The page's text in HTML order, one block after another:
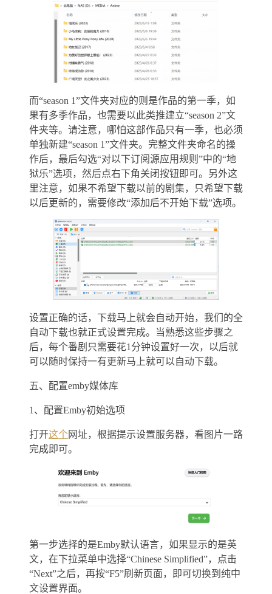
而“season 1”文件夹对应的则是作品的第一季，如
果有多季作品，也需要以此类推建立“season 2”文
件夹等。请注意，哪怕这部作品只有一季，也必须
单独新建“season 1”文件夹。完整文件夹命名的操
作后，最后勾选“对以下订阅源应用规则”中的“地
狱乐”选项，然后点右下角关闭按钮即可。另外这
里注意，如果不希望下载以前的剧集，只希望下载
以后更新的，需要修改“添加后不开始下载”选项。
设置正确的话，下载马上就会自动开始，我们的全
自动下载也就正式设置完成。当熟悉这些步骤之
后，每个番剧只需要花1分钟设置好一次，以后就
可以随时保持一有更新马上就可以自动下载。
五、配置emby媒体库
1、配置Emby初始选项
打开这个网址，根据提示设置服务器，看图片一路
完成即可。
第一步选择的是Emby默认语言，如果显示的是英
文，在下拉菜单中选择“Chinese Simplified”，点击
“Next”之后，再按“F5”刷新页面，即可切换到纯中
文设置界面。